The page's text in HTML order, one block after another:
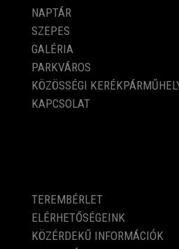
NAPTÁR
SZEPES
GALÉRIA
PARKVÁROS
KÖZÖSSÉGI
KAPCSOLAT
TEREMBÉRLET
ELÉRHETŐSÉGEINK
KÖZÉRDEKŰ INFORMÁCIÓK